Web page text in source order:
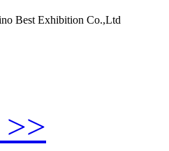
Best Exhibition Co.,Ltd